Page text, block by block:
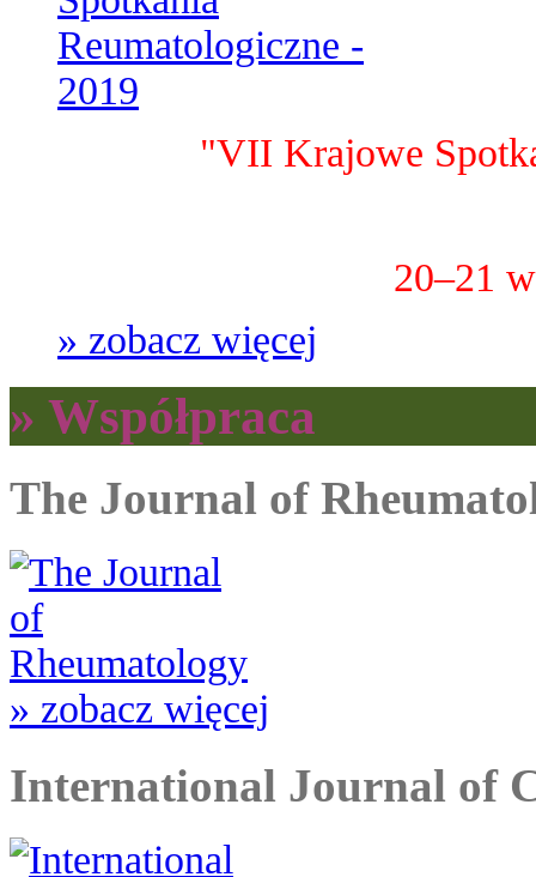
"VII Krajowe
20–21
» zobacz więcej
» Współpraca
The Journal of
» zobacz więcej
International Journal of